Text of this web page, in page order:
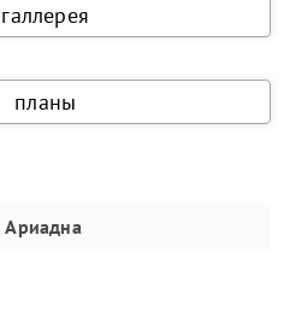
галлерея
планы
Ариадна